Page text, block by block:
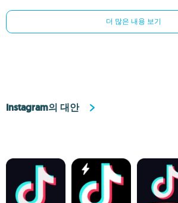
더 많은 내용 보기
Instagram의 대안